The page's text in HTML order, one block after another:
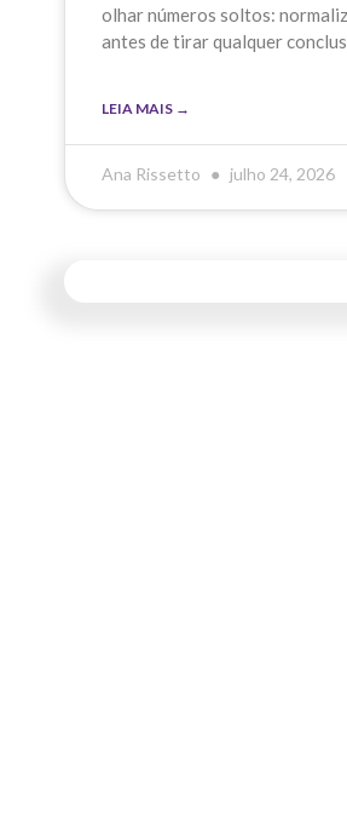
olhar números soltos:
antes de tirar qualquer
LEIA MAIS →
Ana Rissetto julho 24, 2026